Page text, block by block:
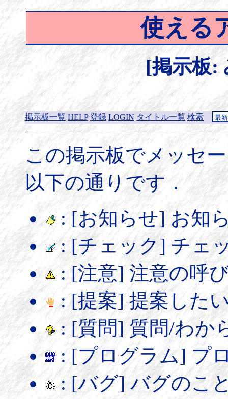
使える
[掲示板:
掲示板一覧 HELP 登録 LOGIN タイトル一覧 検索
この掲示板でメッセ
以下の通りです．
: [お知らせ] お知
: [チェック] チェ
: [注意] 注意の呼
: [提案] 提案した
: [質問] 質問/わか
: [プログラム] プ
: [バグ] バグのこ